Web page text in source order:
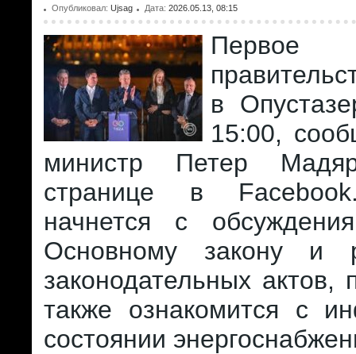
Опубликовал: Ujsag Дата: 2026.05.13, 08:15
Первое
в
15:00,
министр Петер
странице в
начнется с
Основному закону и
законодательных актов,
также ознакомится с
состоянии